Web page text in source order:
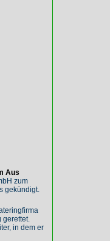
Aus
zum
gekündigt.
gerettet.
in dem er